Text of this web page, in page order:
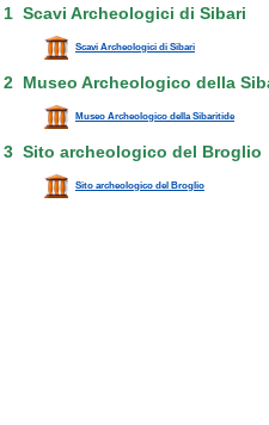
1 Scavi Archeologici di Sibari
Scavi Archeologici di Sibari
2 Museo Archeologico della
Museo Archeologico della Sibaritide
3 Sito archeologico del Broglio
Sito archeologico del Broglio